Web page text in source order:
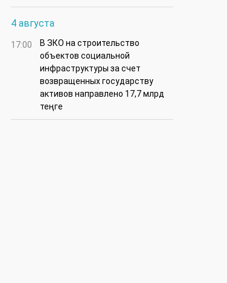
4 августа
17:00
В ЗКО на строительство
объектов социальной
инфраструктуры за счет
возвращенных государству
активов направлено 17,7 млрд
теңге